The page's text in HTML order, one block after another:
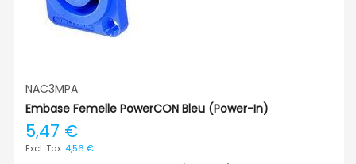
NAC3MPA
Embase Femelle PowerCON Bleu (Power-In)
5,47 €
4,56 €